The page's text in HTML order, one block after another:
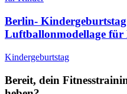
Berlin-
Luftballonmodellage
Kindergeburtstag
Bereit, dein